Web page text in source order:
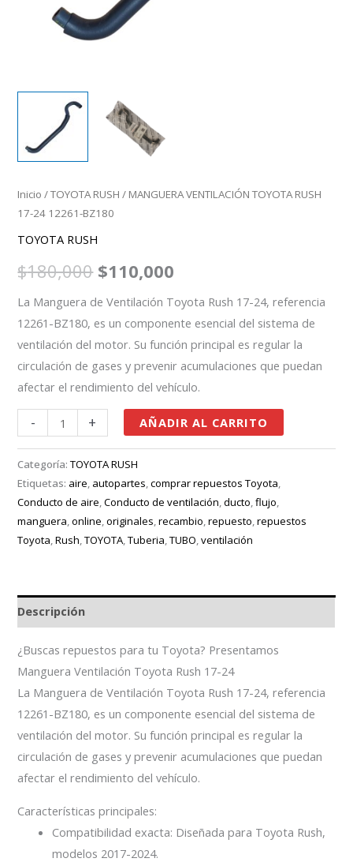
Inicio /TOYOTA RUSH / MANGUERA VENTILACIÓN TOYOTA RUSH
17-24 12261-BZ180
TOYOTA RUSH
$180,000 $110,000
La Manguera de Ventilación Toyota Rush 17-24, referencia
12261-BZ180, es un componente esencial del sistema de
ventilación del motor. Su función principal es regular la
circulación de gases y prevenir acumulaciones que puedan
afectar el rendimiento del vehículo.
- + AÑADIR AL CARRITO
Categoría:TOYOTA RUSH
Etiquetas: aire autopartes ,comprar repuestos Toyota
Conducto de aire ,Conducto de ventilación ,ducto ,flujo
manguera ,online ,originales ,recambio ,repuesto ,repuestos
Toyota ,Rush ,TOYOTA ,Tuberia ,TUBO ,ventilación
Descripción
¿Buscas repuestos para tu Toyota? Presentamos
Manguera Ventilación Toyota Rush 17-24
La Manguera de Ventilación Toyota Rush 17-24, referencia
12261-BZ180, es un componente esencial del sistema de
ventilación del motor. Su función principal es regular la
circulación de gases y prevenir acumulaciones que puedan
afectar el rendimiento del vehículo.
Características principales:
Compatibilidad exacta: Diseñada para Toyota Rush,
modelos 2017-2024.